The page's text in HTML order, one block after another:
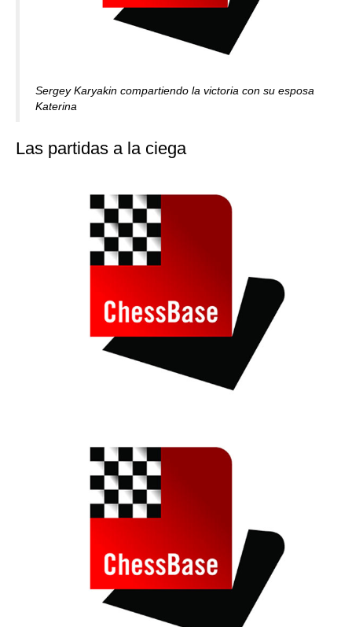
Sergey Karyakin compartiendo la victoria con su esposa
Katerina
Las partidas a la ciega